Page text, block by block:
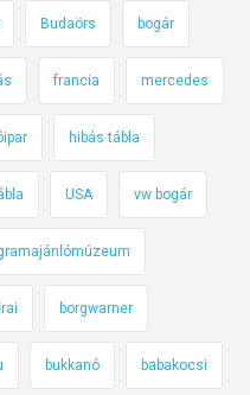
Budaörs bogár
francia mercedes
hibás tábla
USA vw bogár
borgwarner
bukkanó babakocsi